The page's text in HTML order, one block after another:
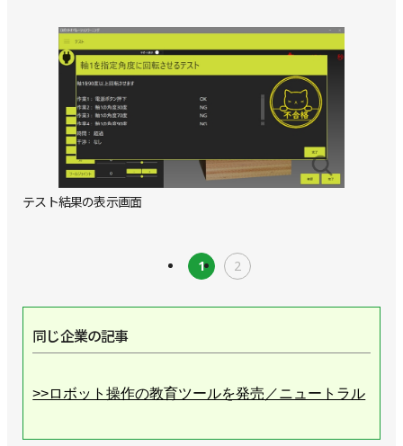
テスト結果の表示画面
1 2
同じ企業の記事
>>ロボット操作の教育ツールを発売／ニュートラル